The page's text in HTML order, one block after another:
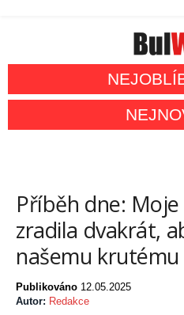
Příběh dne:
zradila dvakrát,
našemu
Publikováno 12.05.2025
Autor: Redakce